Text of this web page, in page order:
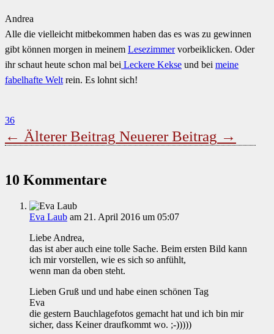
Andrea
Alle die vielleicht mitbekommen haben das es was zu gewinnen
gibt können morgen in meinem Lesezimmervorbeiklicken. Oder
ihr schaut heute schon mal bei Leckere Kekse und bei meine
fabelhafte Welt rein. Es lohnt sich!
36
← Älterer Beitrag Neuerer Beitrag →
10 Kommentare
Eva Laub am 21. April 2016 um 05:07
Liebe Andrea,
das ist aber auch eine tolle Sache. Beim ersten Bild kann
ich mir vorstellen, wie es sich so anfühlt,
wenn man da oben steht.
Lieben Gruß und und habe einen schönen Tag
Eva
die gestern Bauchlagefotos gemacht hat und ich bin mir
sicher, dass Keiner draufkommt wo. ;-)))))